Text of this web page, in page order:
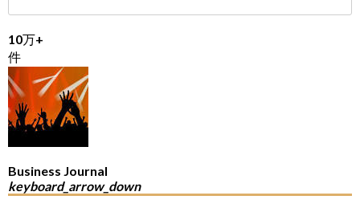
10万+
件
Business Journal
keyboard_arrow_down